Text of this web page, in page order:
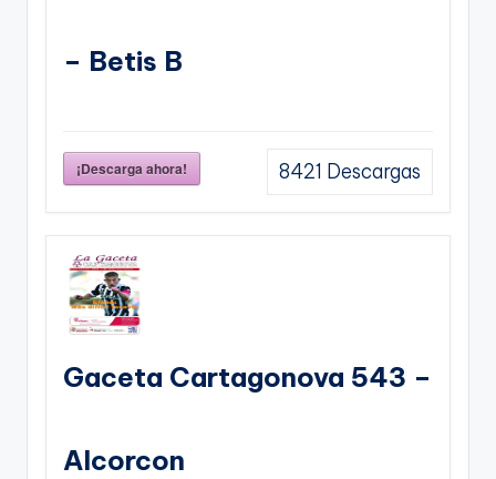
– Betis B
¡Descarga ahora! 8421 Descargas
Gaceta Cartagonova 543 –
Alcorcon